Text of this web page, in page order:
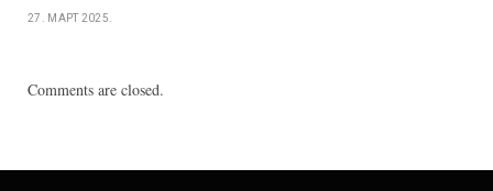
27. МАРТ 2025.
Comments are closed.